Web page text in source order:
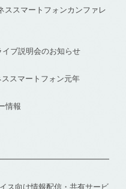
ススマートフォンカンファレ
イブ説明会のお知らせ
スマートフォン元年
情報
ス向け情報配信・共有サービ